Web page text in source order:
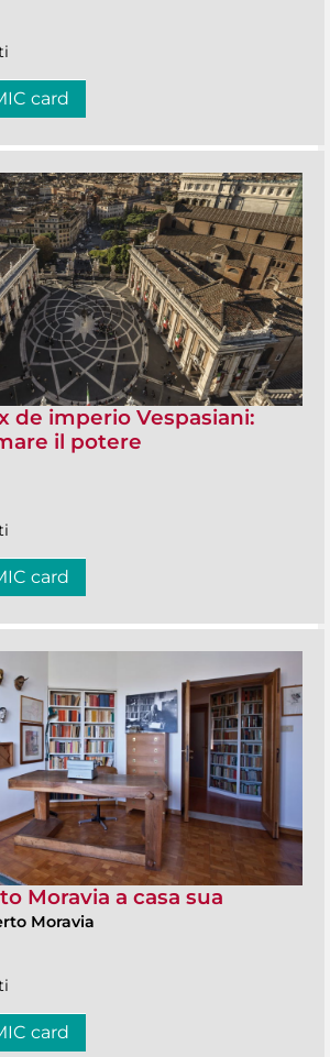
card
de imperio Vespasiani:
il potere
card
Moravia a casa sua
Moravia
card